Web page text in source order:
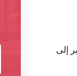
-0.65. مما يشير إلى